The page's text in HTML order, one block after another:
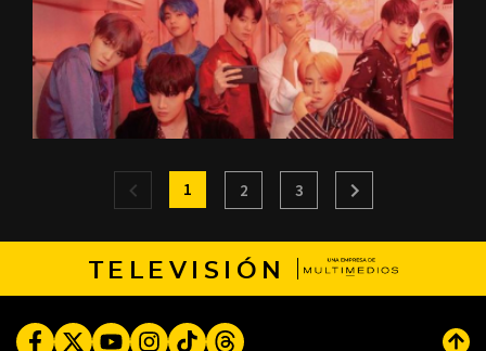
1 2 3
TELEVISIÓN
FacebookTwitterYoutubeInstagram
TikTokThreads